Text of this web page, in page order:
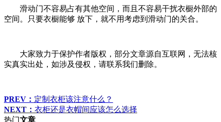
滑动门不容易占有其他空间，而且不容易干扰衣橱外部的
空间。只要衣橱能够 放下，就不用考虑到滑动门的关合。
大家致力于保护作者版权，部分文章源自互联网，无法核
实真实出处，如涉及侵权，请联系我们删除。
PREV： 定制衣柜该注意什么？
NEXT： 衣柜还是衣帽间应该怎么选择
热门文章